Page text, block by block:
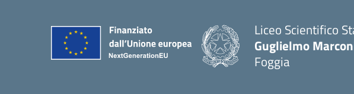
Liceo Scientifico
Guglielmo
Foggia